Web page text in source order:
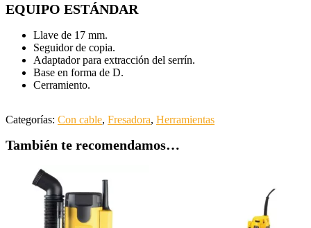
EQUIPO ESTÁNDAR
Llave de 17 mm.
Seguidor de copia.
Adaptador para extracción del serrín.
Base en forma de D.
Cerramiento.
Categorías: Con cable, Fresadora, Herramientas
También te recomendamos…